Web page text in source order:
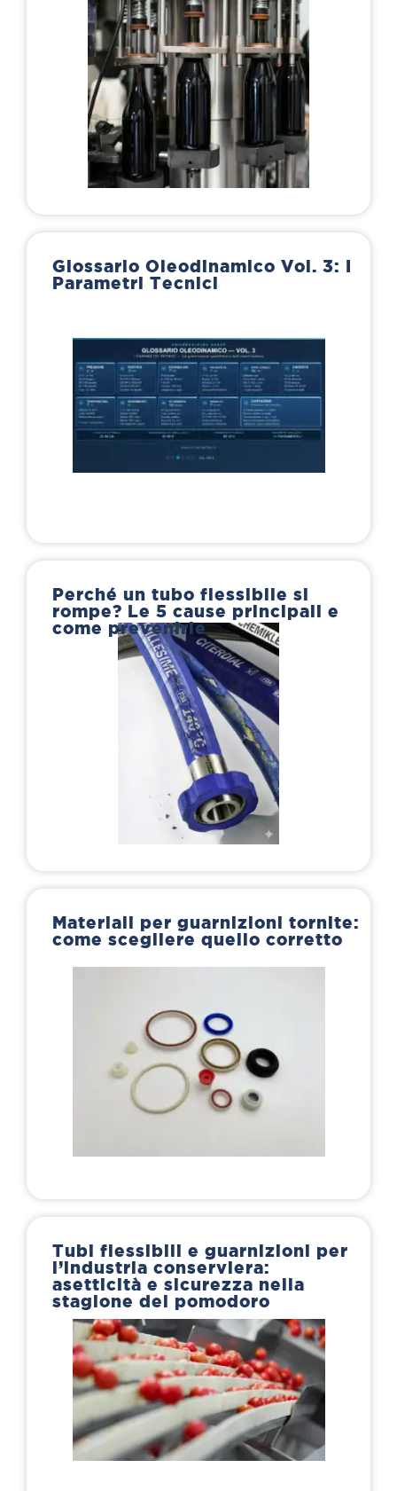
Glossario Oleodinamico Vol. 3: I
Parametri Tecnici
Perché un tubo flessibile si
rompe? Le 5 cause principali e
come prevenirle
Materiali per guarnizioni tornite:
come scegliere quello corretto
Tubi flessibili e guarnizioni per
l’industria conserviera:
asetticità e sicurezza nella
stagione del pomodoro